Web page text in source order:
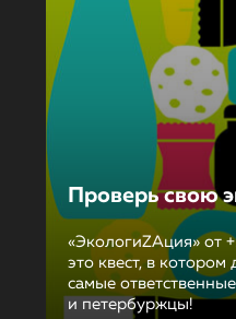
Проверь свою
«ЭкологиZAция» от
это квест, в
самые
и петербуржцы!